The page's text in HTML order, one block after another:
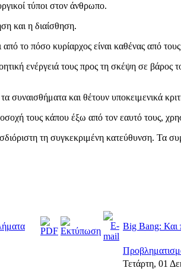
τύποι στον άνθρωπο.
και η διαίσθηση.
το πόσο κυρίαρχος είναι καθένας από τους
ενέργειά τους προς τη σκέψη σε βάρος
συναισθήματα και θέτουν υποκειμενικά
τους κάπου έξω από τον εαυτό τους,
τη συγκεκριμένη κατεύθυνση. Τα
Big Bang: Και
Τετάρτη, 01